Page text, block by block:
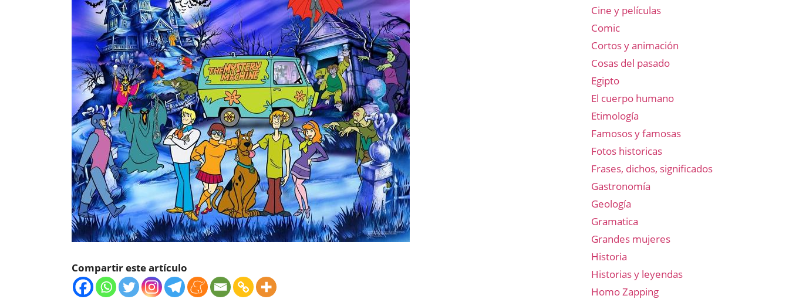
Compartir este artículo
Cine y películas
Comic
Cortos y animación
Cosas del pasado
Egipto
El cuerpo humano
Etimología
Famosos y famosas
Fotos historicas
Frases, dichos, significados
Gastronomía
Geología
Gramatica
Grandes mujeres
Historia
Historias y leyendas
Homo Zapping